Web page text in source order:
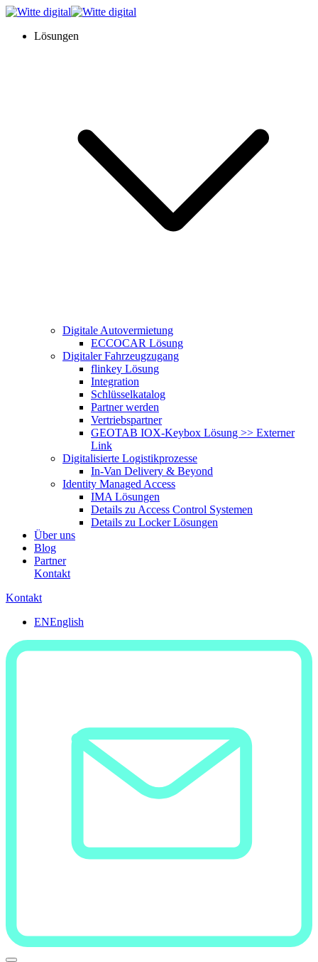
Lösungen
Digitale Autovermietung
ECCOCAR Lösung
Digitaler Fahrzeugzugang
flinkey Lösung
Integration
Schlüsselkatalog
Partner werden
Vertriebspartner
GEOTAB IOX-Keybox Lösung >> Externer
Link
Digitalisierte Logistikprozesse
In-Van Delivery & Beyond
Identity Managed Access
IMA Lösungen
Details zu Access Control Systemen
Details zu Locker Lösungen
Über uns
Blog
Partner
Kontakt
Kontakt
ENEnglish